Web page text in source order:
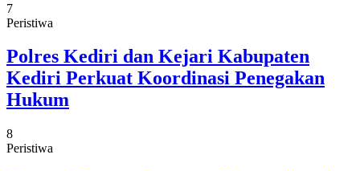
7
Peristiwa
Polres Kediri dan Kejari Kabupaten
Kediri Perkuat Koordinasi Penegakan
Hukum
8
Peristiwa